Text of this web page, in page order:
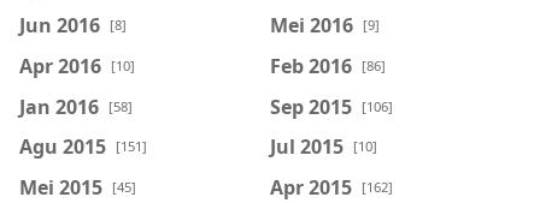
Jun 2016 [8] Mei 2016 [9]
Apr 2016 [10] Feb 2016 [86]
Jan 2016 [58] Sep 2015 [106]
Agu 2015 [151] Jul 2015 [10]
Mei 2015 [45] Apr 2015 [162]